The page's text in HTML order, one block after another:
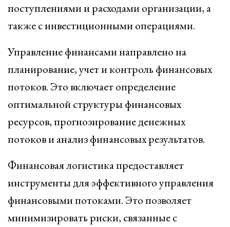
поступлениями и расходами организации, а
также с инвестиционными операциями.
Управление финансами направлено на
планирование, учет и контроль финансовых
потоков. Это включает определение
оптимальной структуры финансовых
ресурсов, прогнозирование денежных
потоков и анализ финансовых результатов.
Финансовая логистика предоставляет
инструменты для эффективного управления
финансовыми потоками. Это позволяет
минимизировать риски, связанные с